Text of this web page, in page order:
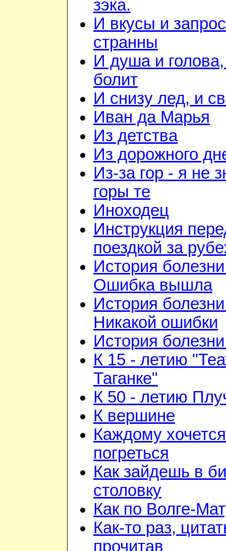
зэка.
И вкусы и
странны
И душа и
болит
И снизу лед, и
Иван да Марья
Из детства
Из дорожного
Из-за гор - я не
горы те
Иноходец
Инструкция
поездкой за
История
Ошибка вышла
История
Никакой ошибки
История
К 15 - летию
Таганке"
К 50 - летию
К вершине
Каждому
погреться
Как зайдешь в
столовку
Как по Волге-
Как-то раз,
прочитав